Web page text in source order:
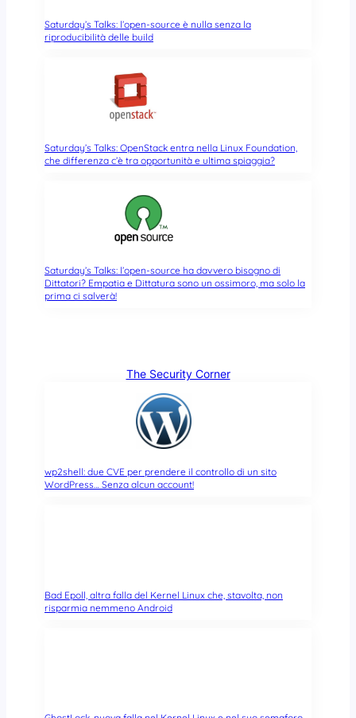
Saturday’s Talks: l’open-source è nulla senza la
riproducibilità delle build
Saturday’s Talks: OpenStack entra nella Linux Foundation,
che differenza c’è tra opportunità e ultima spiaggia?
Saturday’s Talks: l’open-source ha davvero bisogno di
Dittatori? Empatia e Dittatura sono un ossimoro, ma solo la
prima ci salverà!
The Security Corner
wp2shell: due CVE per prendere il controllo di un sito
WordPress… Senza alcun account!
Bad Epoll, altra falla del Kernel Linux che, stavolta, non
risparmia nemmeno Android